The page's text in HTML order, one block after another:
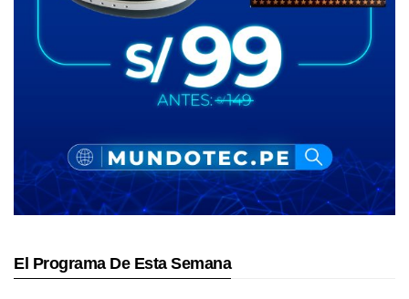
El Programa De Esta Semana